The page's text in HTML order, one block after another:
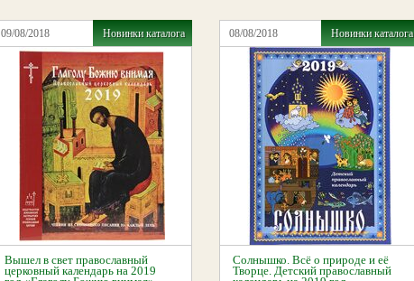
09/08/2018 Новинки каталога
Вышел в свет православный
церковный календарь на 2019
08/08/2018 Новинки каталога
Солнышко. Всё о природе и её
Творце. Детский православный